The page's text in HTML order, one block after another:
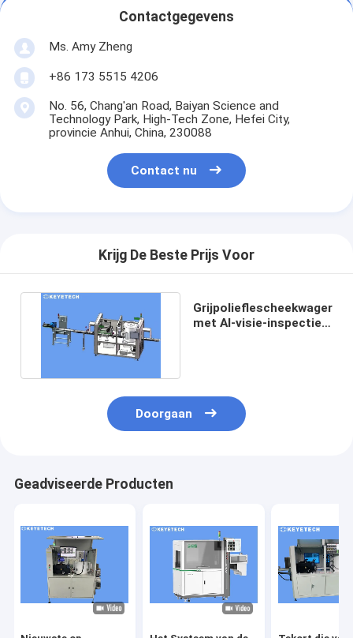
Contactgegevens
Ms. Amy Zheng
+86 173 5515 4206
No. 56, Chang'an Road, Baiyan Science and
Technology Park, High-Tech Zone, Hefei City,
provincie Anhui, China, 230088
Contact nu
Krijg De Beste Prijs Voor
Grijpolieflescheekwager
met AI-visie-inspectie-
Doorgaan
Geadviseerde Producten